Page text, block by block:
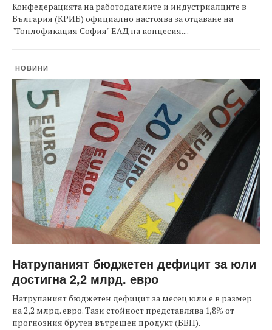
Конфедерацията на работодателите и индустриалците в
България (КРИБ) официално настоява за отдаване на
"Топлофикация София" ЕАД на концесия....
НОВИНИ
Натрупаният бюджетен дефицит за юли
достигна 2,2 млрд. евро
Натрупаният бюджетен дефицит за месец юли е в размер
на 2,2 млрд. евро. Тази стойност представлява 1,8% от
прогнозния брутен вътрешен продукт (БВП).